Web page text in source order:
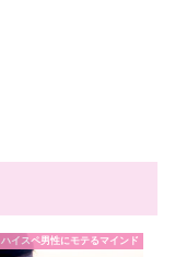
ハイスペ男性にモテるマインド